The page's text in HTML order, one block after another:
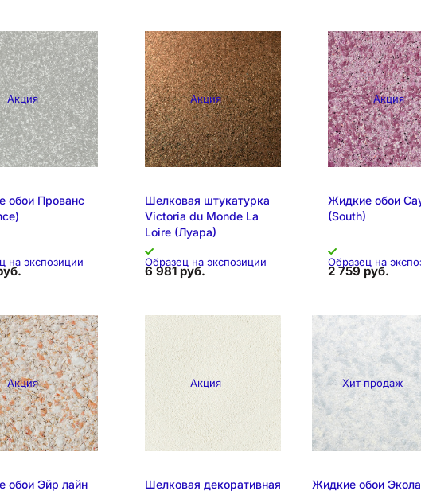
Акция
на экспозиции
позиция
обои Прованс
Акция
Образец на экспозиции
Шелковая штукатурка
Victoria du Monde La
Loire (Луара)
6 981 руб.
Акция
Образец на
Складская
Жидкие обои
(South)
2 759 руб.
Акция
обои Эйр лайн
Акция
Шелковая декоративная
Хит продаж
Жидкие обои